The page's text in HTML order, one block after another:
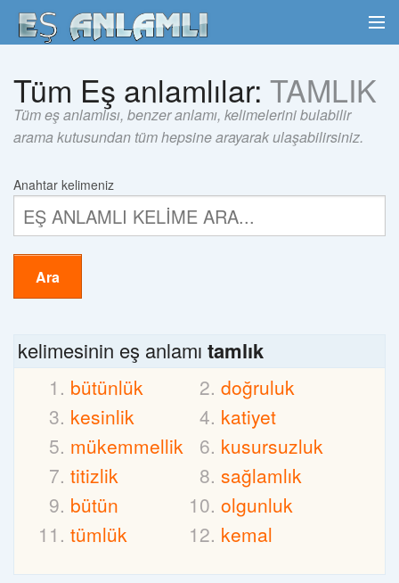
Tüm Eş anlamlılar: TAMLIK
Tüm eş anlamlısı, benzer anlamı, kelimelerini bulabilir
arama kutusundan tüm hepsine arayarak ulaşabilirsiniz.
Anahtar kelimeniz
Ara
kelimesinin eş anlamı tamlık
bütünlük
doğruluk
kesinlik
katiyet
mükemmellik
kusursuzluk
titizlik
sağlamlık
bütün
olgunluk
tümlük
kemal